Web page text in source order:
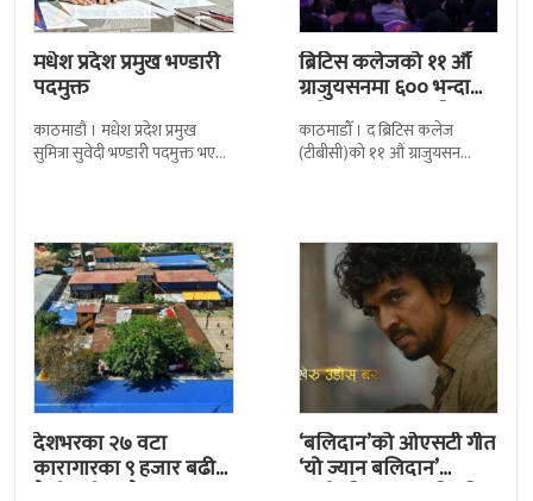
मधेश प्रदेश प्रमुख भण्डारी
पदमुक्त
काठमाडौं । मधेश प्रदेश प्रमुख
सुमित्रा सुवेदी भण्डारी पदमुक्त भएकी
ब्रिटिस कलेजको ११ औँ
ग्राजुयसनमा ६०० भन्दा
बढी ग्राजुयट सम्मानित
काठमाडौँ । द ब्रिटिस कलेज
(टीबीसी)को ११ औं ग्राजुयसन
देशभरका २७ वटा
कारागारका ९ हजार बढी
‘बलिदान’को ओएसटी गीत
‘यो ज्यान बलिदान’